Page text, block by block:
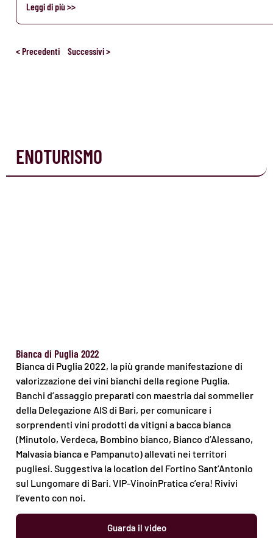
Leggi di più >>
< Precedenti Successivi >
ENOTURISMO
Bianca di Puglia 2022
Bianca di Puglia 2022, la più grande manifestazione di
valorizzazione dei vini bianchi della regione Puglia.
Banchi d’assaggio preparati con maestria dai sommelier
della Delegazione AIS di Bari, per comunicare i
sorprendenti vini prodotti da vitigni a bacca bianca
(Minutolo, Verdeca, Bombino bianco, Bianco d’Alessano,
Malvasia bianca e Pampanuto) allevati nei territori
pugliesi. Suggestiva la location del Fortino Sant’Antonio
sul Lungomare di Bari. VIP-VinoinPratica c’era! Rivivi
l’evento con noi.
Guarda il video